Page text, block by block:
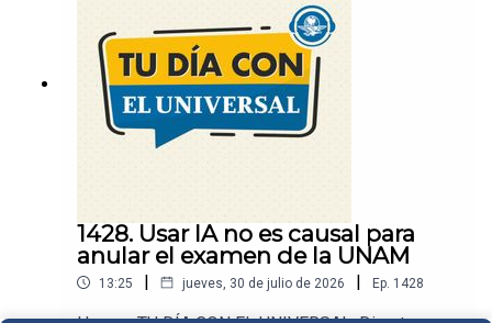
Mundial. Director de los Grammy reacciona a la
decisión de BTS de no participar en el evento.
Además, por qué no debes lavar los trastes
durante una tormenta eléctrica. Dale play y...
¡Entérate!Un podcast de EL UNIVERSAL
1428. Usar IA no es causal para
anular el examen de la UNAM
13:25 | jueves, 30 de julio de 2026 | Ep. 1428